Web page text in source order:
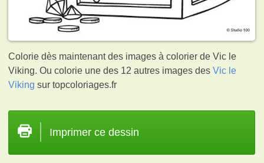
Colorie dès maintenant des images à colorier de Vic le
Viking. Ou colorie une des 12 autres images desVic le
Viking sur topcoloriages.fr
Imprimer ce dessin